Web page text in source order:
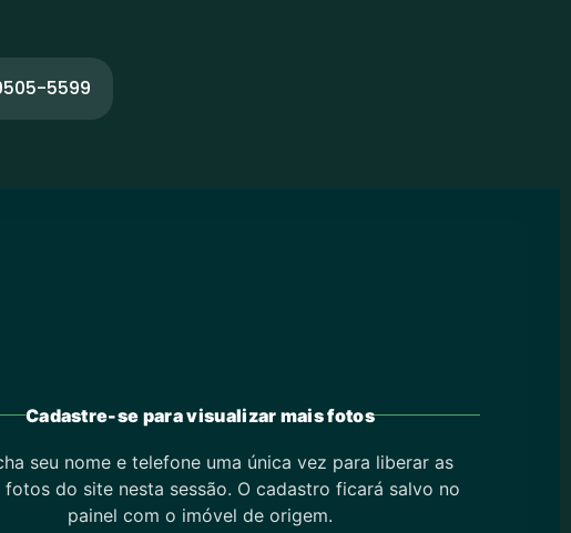
5599
Cadastre-se para visualizar mais fotos
seu nome e telefone uma única vez para liberar as
fotos do site nesta sessão. O cadastro ficará salvo no
painel com o imóvel de origem.